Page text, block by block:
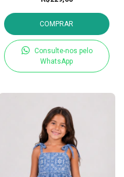
COMPRAR
Consulte-nos pelo
WhatsApp